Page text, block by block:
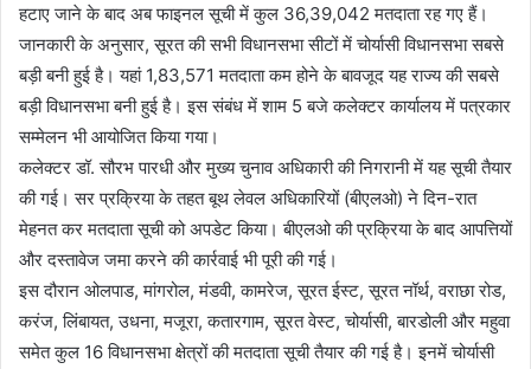
हटाए जाने के बाद अब फाइनल सूची में कुल 36,39,042 मतदाता रह गए हैं।
जानकारी के अनुसार, सूरत की सभी विधानसभा सीटों में चोर्यासी विधानसभा सबसे
बड़ी बनी हुई है। यहां 1,83,571 मतदाता कम होने के बावजूद यह राज्य की सबसे
बड़ी विधानसभा बनी हुई है। इस संबंध में शाम 5 बजे कलेक्टर कार्यालय में पत्रकार
सम्मेलन भी आयोजित किया गया।
कलेक्टर डॉ. सौरभ पारधी और मुख्य चुनाव अधिकारी की निगरानी में यह सूची तैयार
की गई। सर प्रक्रिया के तहत बूथ लेवल अधिकारियों (बीएलओ) ने दिन-रात
मेहनत कर मतदाता सूची को अपडेट किया। बीएलओ की प्रक्रिया के बाद आपत्तियों
और दस्तावेज जमा करने की कार्रवाई भी पूरी की गई।
इस दौरान ओलपाड, मांगरोल, मंडवी, कामरेज, सूरत ईस्ट, सूरत नॉर्थ, वराछा रोड,
करंज, लिंबायत, उधना, मजूरा, कतारगाम, सूरत वेस्ट, चोर्यासी, बारडोली और महुवा
समेत कुल 16 विधानसभा क्षेत्रों की मतदाता सूची तैयार की गई है। इनमें चोर्यासी